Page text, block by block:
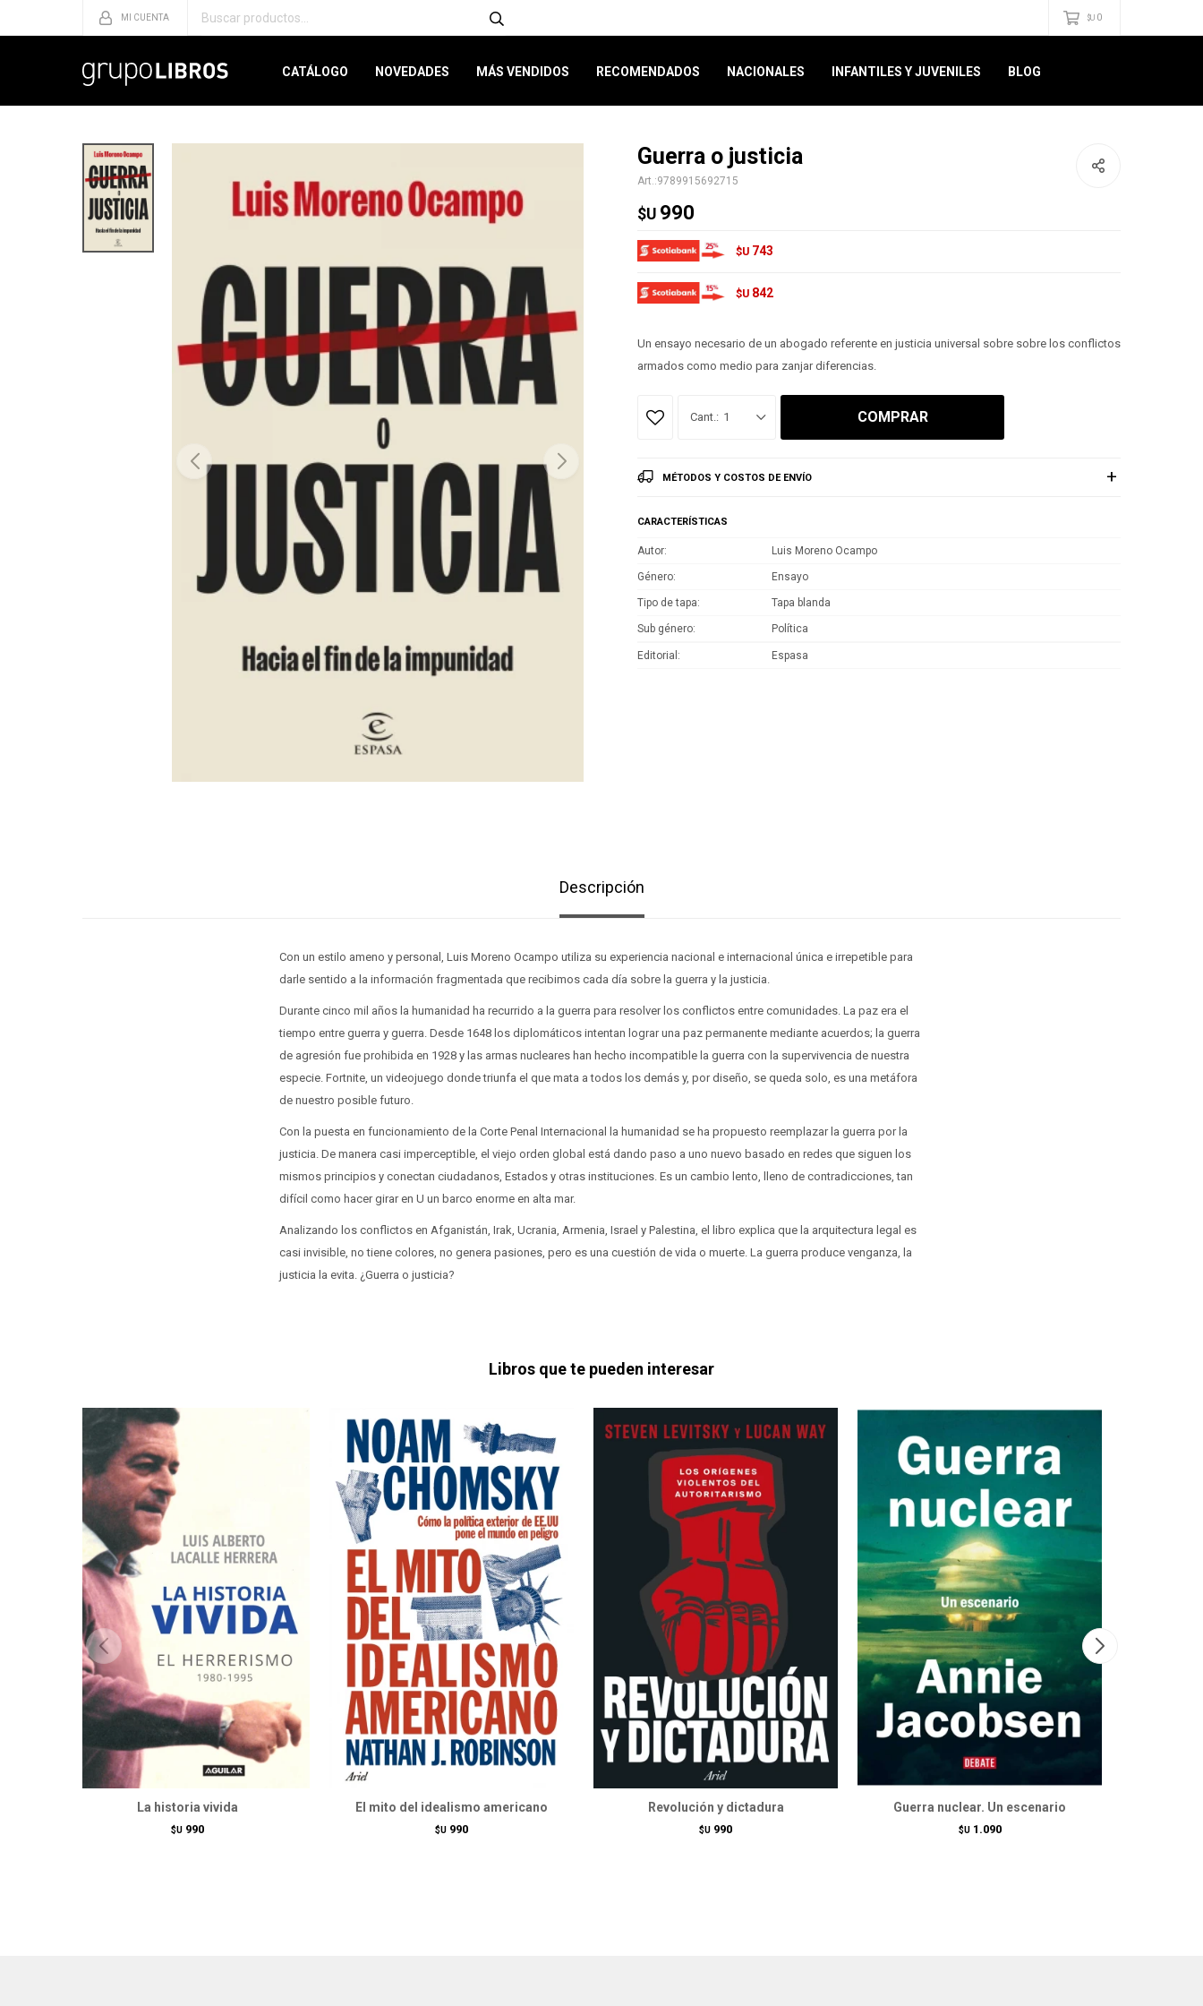
CATÁLOGO NOVEDADES MÁS VENDIDOS RECOMENDADOS NACIONALES INFANTILES Y JUVENILES BLOG
$U 0
Guerra o justicia
9789915692715
$U 990
$U 743
$U 842
Un ensayo necesario de un abogado referente en justicia universal sobre sobre los conflictos
armados como medio para zanjar diferencias.
1 COMPRAR
MÉTODOS Y COSTOS DE ENVÍO
CARACTERÍSTICAS
Autor Luis Moreno Ocampo
Género Ensayo
Tipo de tapa Tapa blanda
Sub género Política
Editorial Espasa
Descripción
Con un estilo ameno y personal, Luis Moreno Ocampo utiliza su experiencia nacional e internacional única e irrepetible para
darle sentido a la información fragmentada que recibimos cada día sobre la guerra y la justicia.
Durante cinco mil años la humanidad ha recurrido a la guerra para resolver los conflictos entre comunidades. La paz era el
tiempo entre guerra y guerra. Desde 1648 los diplomáticos intentan lograr una paz permanente mediante acuerdos; la guerra
de agresión fue prohibida en 1928 y las armas nucleares han hecho incompatible la guerra con la supervivencia de nuestra
especie. Fortnite, un videojuego donde triunfa el que mata a todos los demás y, por diseño, se queda solo, es una metáfora
de nuestro posible futuro.
Con la puesta en funcionamiento de la Corte Penal Internacional la humanidad se ha propuesto reemplazar la guerra por la
justicia. De manera casi imperceptible, el viejo orden global está dando paso a uno nuevo basado en redes que siguen los
mismos principios y conectan ciudadanos, Estados y otras instituciones. Es un cambio lento, lleno de contradicciones, tan
difícil como hacer girar en U un barco enorme en alta mar.
Analizando los conflictos en Afganistán, Irak, Ucrania, Armenia, Israel y Palestina, el libro explica que la arquitectura legal es
casi invisible, no tiene colores, no genera pasiones, pero es una cuestión de vida o muerte. La guerra produce venganza, la
justicia la evita. ¿Guerra o justicia?
Libros que te pueden interesar
La historia vivida
$U 990
El mito del idealismo americano
$U 990
Revolución y dictadura
$U 990
Guerra nuclear. Un escenario
$U 1.090